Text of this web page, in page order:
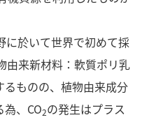
に於いて世界で初めて採
由来新材料：軟質ポリ乳
るものの、植物由来成分
、CO2の発生はプラス